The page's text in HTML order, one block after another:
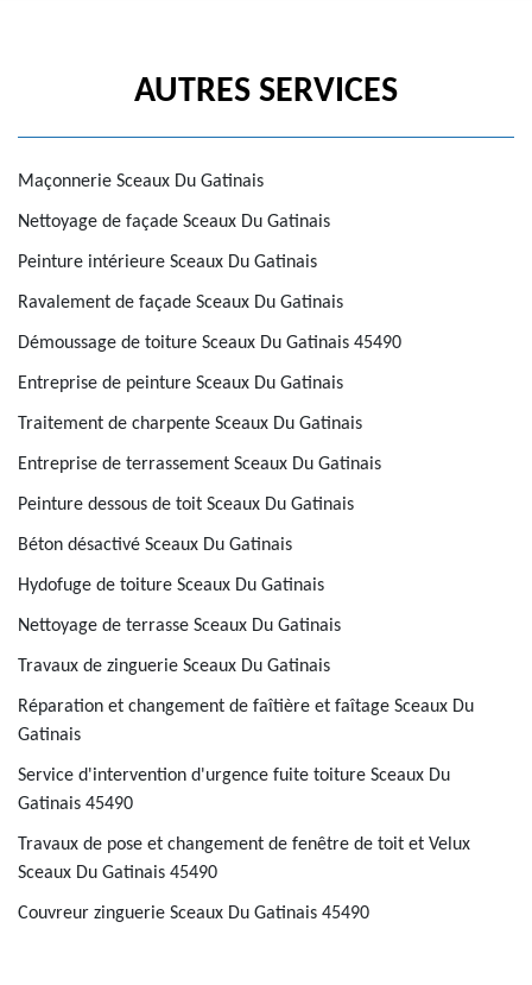
AUTRES SERVICES
Maçonnerie Sceaux Du Gatinais
Nettoyage de façade Sceaux Du Gatinais
Peinture intérieure Sceaux Du Gatinais
Ravalement de façade Sceaux Du Gatinais
Démoussage de toiture Sceaux Du Gatinais 45490
Entreprise de peinture Sceaux Du Gatinais
Traitement de charpente Sceaux Du Gatinais
Entreprise de terrassement Sceaux Du Gatinais
Peinture dessous de toit Sceaux Du Gatinais
Béton désactivé Sceaux Du Gatinais
Hydofuge de toiture Sceaux Du Gatinais
Nettoyage de terrasse Sceaux Du Gatinais
Travaux de zinguerie Sceaux Du Gatinais
Réparation et changement de faîtière et faîtage Sceaux Du
Gatinais
Service d'intervention d'urgence fuite toiture Sceaux Du
Gatinais 45490
Travaux de pose et changement de fenêtre de toit et Velux
Sceaux Du Gatinais 45490
Couvreur zinguerie Sceaux Du Gatinais 45490